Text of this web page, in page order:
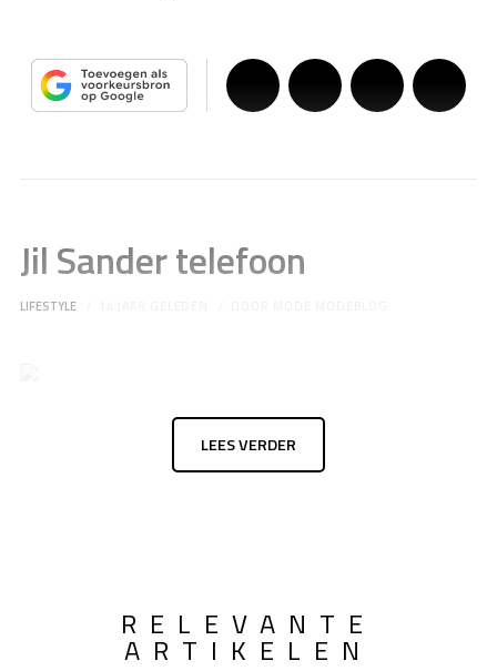
Jil Sander telefoon
LIFESTYLE
LEES VERDER
RELEVANTE
ARTIKELEN